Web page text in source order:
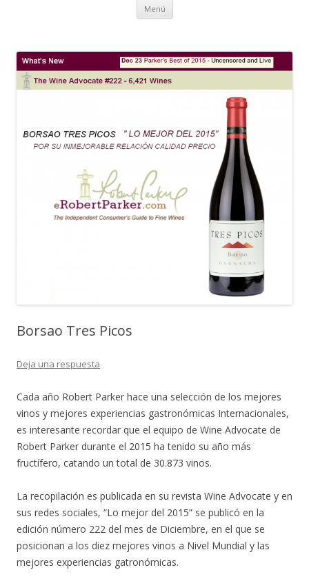
Menú Ir al contenido
Borsao Tres Picos
Deja una respuesta
Cada año Robert Parker hace una selección de los mejores
vinos y mejores experiencias gastronómicas Internacionales,
es interesante recordar que el equipo de Wine Advocate de
Robert Parker durante el 2015 ha tenido su año más
fructífero, catando un total de 30.873 vinos.
La recopilación es publicada en su revista Wine Advocate y en
sus redes sociales, “Lo mejor del 2015” se publicó en la
edición número 222 del mes de Diciembre, en el que se
posicionan a los diez mejores vinos a Nivel Mundial y las
mejores experiencias gatronómicas.